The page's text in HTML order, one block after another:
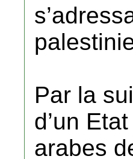
Par la
d’un
arabes